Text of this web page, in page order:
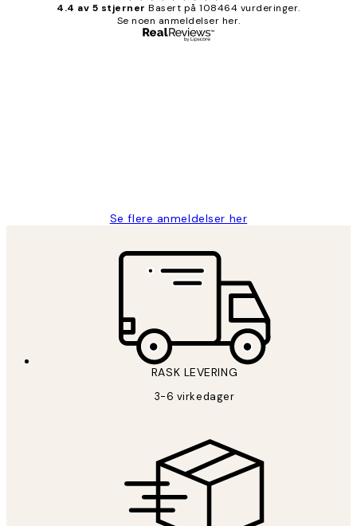
4.4 av 5 stjerner Basert på 108464 vurderinger.
Se noen anmeldelser her.
Se flere anmeldelser her
RASK LEVERING
3-6 virkedager